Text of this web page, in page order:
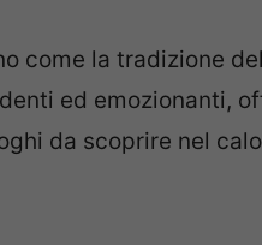
come la tradizione
ed emozionanti,
da scoprire nel